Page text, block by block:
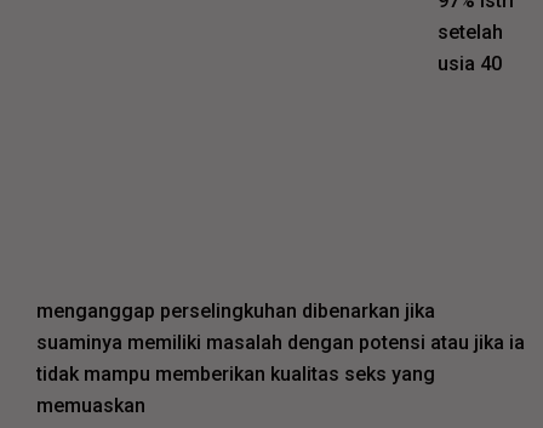
setelah
usia 40
menganggap perselingkuhan dibenarkan jika
suaminya memiliki masalah dengan potensi atau jika ia
tidak mampu memberikan kualitas seks yang
memuaskan